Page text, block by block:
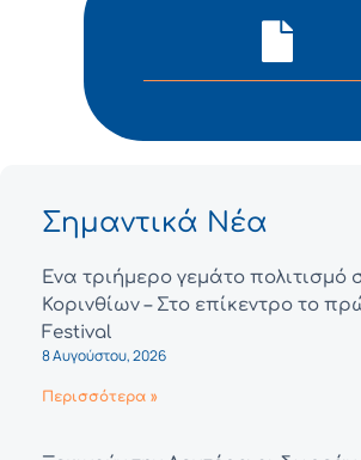
Σημαντικά Νέα
Ένα τριήμερο γεμάτο πολιτισμό
Κορινθίων – Στο επίκεντρο το
Festival
8 Αυγούστου, 2026
Περισσότερα »